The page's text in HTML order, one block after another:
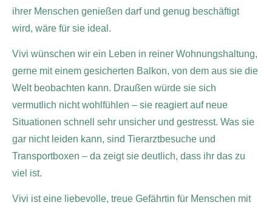
ihrer Menschen genießen darf und genug beschäftigt
wird, wäre für sie ideal.
Vivi wünschen wir ein Leben in reiner Wohnungshaltung,
gerne mit einem gesicherten Balkon, von dem aus sie die
Welt beobachten kann. Draußen würde sie sich
vermutlich nicht wohlfühlen – sie reagiert auf neue
Situationen schnell sehr unsicher und gestresst. Was sie
gar nicht leiden kann, sind Tierarztbesuche und
Transportboxen – da zeigt sie deutlich, dass ihr das zu
viel ist.
Vivi ist eine liebevolle, treue Gefährtin für Menschen mit